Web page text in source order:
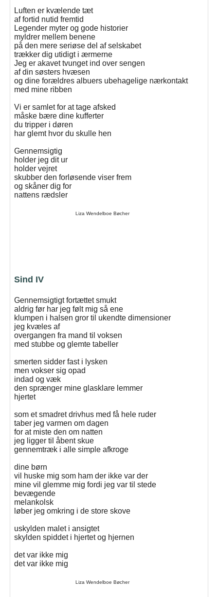
Luften er kvælende tæt
af fortid nutid fremtid
Legender myter og gode historier
myldrer mellem benene
på den mere seriøse del af selskabet
trækker dig utidigt i ærmerne
Jeg er akavet tvunget ind over sengen
af din søsters hvæsen
og dine forældres albuers ubehagelige nærkontakt
med mine ribben
Vi er samlet for at tage afsked
måske bære dine kufferter
du tripper i døren
har glemt hvor du skulle hen
Gennemsigtig
holder jeg dit ur
holder vejret
skubber den forløsende viser frem
og skåner dig for
nattens rædsler
Liza Wendelboe Bøcher
Sind IV
Gennemsigtigt fortættet smukt
aldrig før har jeg følt mig så ene
klumpen i halsen gror til ukendte dimensioner
jeg kvæles af
overgangen fra mand til voksen
med stubbe og glemte tabeller
smerten sidder fast i lysken
men vokser sig opad
indad og væk
den sprænger mine glasklare lemmer
hjertet
som et smadret drivhus med få hele ruder
taber jeg varmen om dagen
for at miste den om natten
jeg ligger til åbent skue
gennemtræk i alle simple afkroge
dine børn
vil huske mig som ham der ikke var der
mine vil glemme mig fordi jeg var til stede
bevægende
melankolsk
løber jeg omkring i de store skove
uskylden malet i ansigtet
skylden spiddet i hjertet og hjernen
det var ikke mig
det var ikke mig
Liza Wendelboe Bøcher